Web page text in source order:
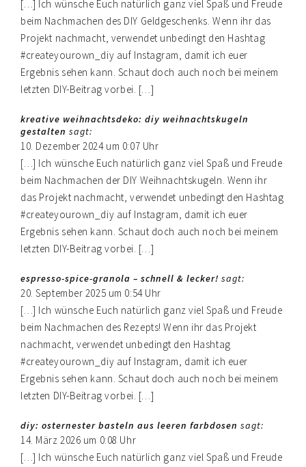
[…] Ich wünsche Euch natürlich ganz viel Spaß und Freude
beim Nachmachen des DIY Geldgeschenks. Wenn ihr das
Projekt nachmacht, verwendet unbedingt den Hashtag
#createyourown_diy auf Instagram, damit ich euer
Ergebnis sehen kann. Schaut doch auch noch bei meinem
letzten DIY-Beitrag vorbei. […]
kreative weihnachtsdeko: diy weihnachtskugeln
gestalten sagt:
10. Dezember 2024 um 0:07 Uhr
[…] Ich wünsche Euch natürlich ganz viel Spaß und Freude
beim Nachmachen der DIY Weihnachtskugeln. Wenn ihr
das Projekt nachmacht, verwendet unbedingt den Hashtag
#createyourown_diy auf Instagram, damit ich euer
Ergebnis sehen kann. Schaut doch auch noch bei meinem
letzten DIY-Beitrag vorbei. […]
espresso-spice-granola – schnell & lecker! sagt:
20. September 2025 um 0:54 Uhr
[…] Ich wünsche Euch natürlich ganz viel Spaß und Freude
beim Nachmachen des Rezepts! Wenn ihr das Projekt
nachmacht, verwendet unbedingt den Hashtag
#createyourown_diy auf Instagram, damit ich euer
Ergebnis sehen kann. Schaut doch auch noch bei meinem
letzten DIY-Beitrag vorbei. […]
diy: osternester basteln aus leeren farbdosen sagt:
14. März 2026 um 0:08 Uhr
[…] Ich wünsche Euch natürlich ganz viel Spaß und Freude